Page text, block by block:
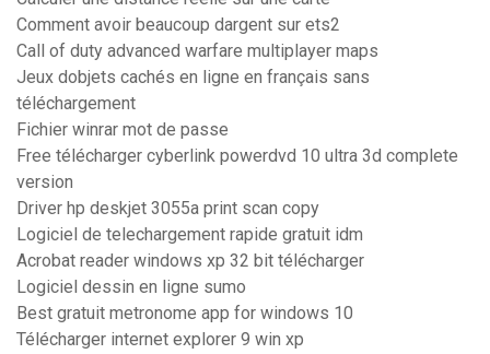
Comment avoir beaucoup dargent sur ets2
Call of duty advanced warfare multiplayer maps
Jeux dobjets cachés en ligne en français sans
téléchargement
Fichier winrar mot de passe
Free télécharger cyberlink powerdvd 10 ultra 3d complete
version
Driver hp deskjet 3055a print scan copy
Logiciel de telechargement rapide gratuit idm
Acrobat reader windows xp 32 bit télécharger
Logiciel dessin en ligne sumo
Best gratuit metronome app for windows 10
Télécharger internet explorer 9 win xp